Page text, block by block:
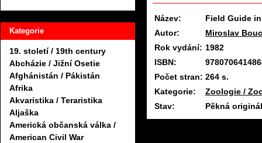
Kategorie
19. století / 19th century
Abcházie / Jižní Osetie
Afghánistán / Pákistán
Afrika
Akvaristika / Teraristika
Aljaška
Americká občanská válka /
American Civil War
Název:
Field Guide
Autor:
Miroslav
Rok vydání: 1982
ISBN:
Počet stran: 264 s.
Kategorie:
Zoologie /
Stav:
Pěkná